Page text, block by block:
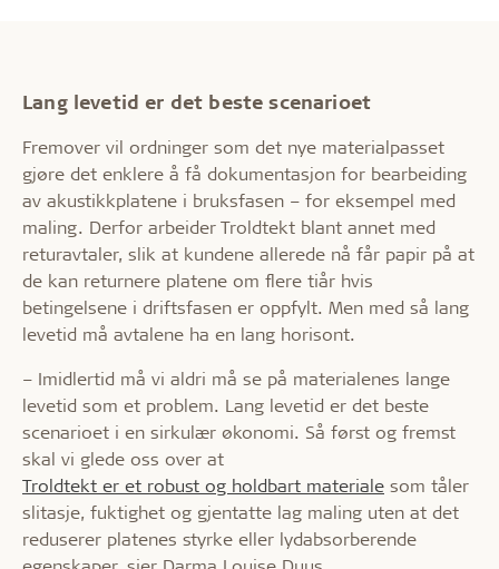
Lang levetid er det beste scenarioet
Fremover vil ordninger som det nye materialpasset
gjøre det enklere å få dokumentasjon for bearbeiding
av akustikkplatene i bruksfasen – for eksempel med
maling. Derfor arbeider Troldtekt blant annet med
returavtaler, slik at kundene allerede nå får papir på at
de kan returnere platene om flere tiår hvis
betingelsene i driftsfasen er oppfylt. Men med så lang
levetid må avtalene ha en lang horisont.
– Imidlertid må vi aldri må se på materialenes lange
levetid som et problem. Lang levetid er det beste
scenarioet i en sirkulær økonomi. Så først og fremst
skal vi glede oss over at
Troldtekt er et robust og holdbart materiale som tåler
slitasje, fuktighet og gjentatte lag maling uten at det
reduserer platenes styrke eller lydabsorberende